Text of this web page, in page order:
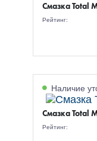
Смазка Total
Рейтинг:
Наличие
Смазка Total
Рейтинг: